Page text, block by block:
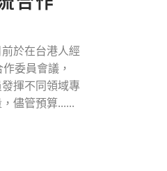
於在台港人經
委員會議，
揮不同領域專
儘管預算......